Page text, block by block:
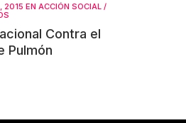
2015 EN ACCIÓN SOCIAL /
Contra el
Pulmón